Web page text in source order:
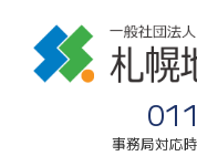
事務局対応